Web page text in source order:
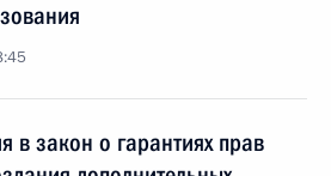
в закон о гарантиях прав